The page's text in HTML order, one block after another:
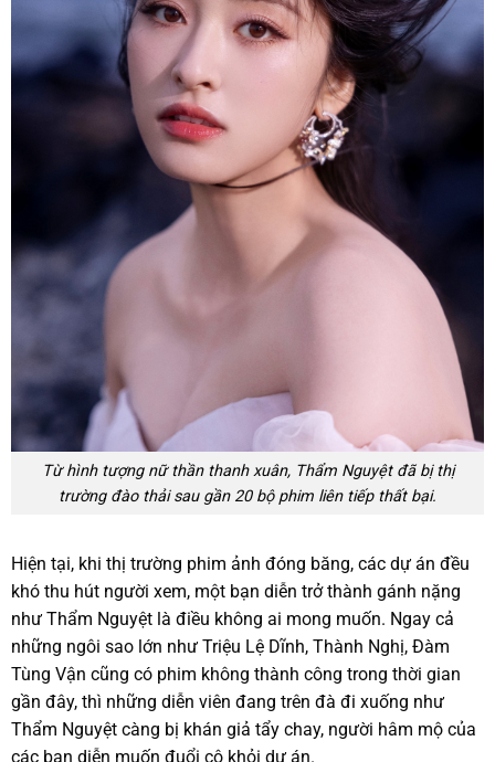
Từ hình tượng nữ thần thanh xuân, Thẩm Nguyệt đã bị thị
trường đào thải sau gần 20 bộ phim liên tiếp thất bại.
Hiện tại, khi thị trường phim ảnh đóng băng, các dự án đều
khó thu hút người xem, một bạn diễn trở thành gánh nặng
như Thẩm Nguyệt là điều không ai mong muốn. Ngay cả
những ngôi sao lớn như Triệu Lệ Dĩnh, Thành Nghị, Đàm
Tùng Vận cũng có phim không thành công trong thời gian
gần đây, thì những diễn viên đang trên đà đi xuống như
Thẩm Nguyệt càng bị khán giả tẩy chay, người hâm mộ của
các bạn diễn muốn đuổi cô khỏi dự án.